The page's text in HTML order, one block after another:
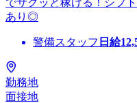
あり◎
警備スタッフ 日給
勤務地
面接地